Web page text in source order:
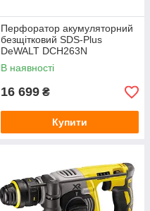
Перфоратор акумуляторний
безщітковий SDS-Plus
DeWALT DCH263N
В наявності
16 699 ₴
Купити